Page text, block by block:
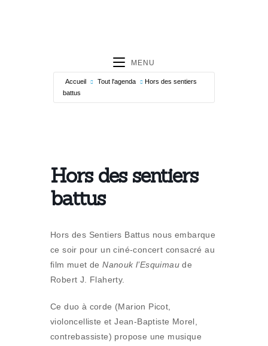
MENU
Accueil Tout l'agenda
Hors des sentiers
battus
Hors des sentiers
battus
Hors des Sentiers Battus nous embarque
ce soir pour un ciné-concert consacré au
film muet deNanouk l’Esquimau de
Robert J. Flaherty.
Ce duo à corde (Marion Picot,
violoncelliste et Jean-Baptiste Morel,
contrebassiste) propose une musique